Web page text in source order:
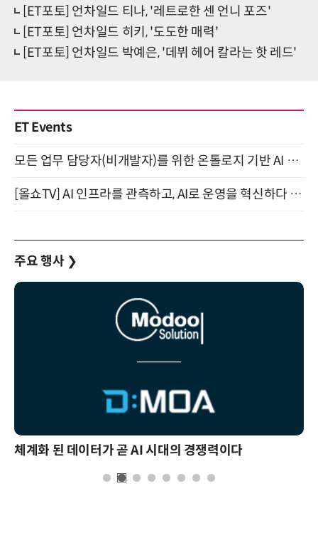
[ET포토] 언차일드 티나, '레트로한 센 언니 포즈'
[ET포토] 언차일드 히키, '도도한 매력'
[ET포토] 언차일드 박예은, '데뷔 헤어 칼라는 핫 레드'
ET Events
모든 업무 담당자(비개발자)를 위한 온톨로지 기반 AI 지식체계 설계 1-day 워크숍 8월 20일 개최
[올쇼TV] AI 인프라를 관측하고, AI로 운영을 혁신하다 (8월 11일 생방송)
주요 행사 ❯
체계화 된 데이터가 곧 AI 시대의 경쟁력이다